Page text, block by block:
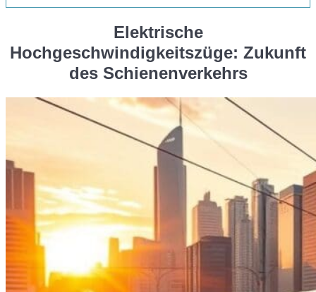
Elektrische
Hochgeschwindigkeitszüge: Zukunft
des Schienenverkehrs